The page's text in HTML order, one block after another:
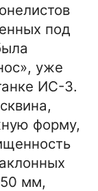
под
уже
ИС-3.
форму,
мм,